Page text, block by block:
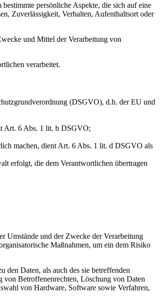
persönliche Aspekte, die sich auf eine
Zuverlässigkeit, Verhalten, Aufenthaltsort oder
und Mittel der Verarbeitung von
verarbeitet.
(DSGVO), d.h. der EU und
Art. 6 Abs. 1 lit. b DSGVO;
machen, dient Art. 6 Abs. 1 lit. d DSGVO als
erfolgt, die dem Verantwortlichen übertragen
Umstände und der Zwecke der Verarbeitung
Maßnahmen, um ein dem Risiko
Daten, als auch des sie betreffenden
von Betroffenenrechten, Löschung von Daten
von Hardware, Software sowie Verfahren,